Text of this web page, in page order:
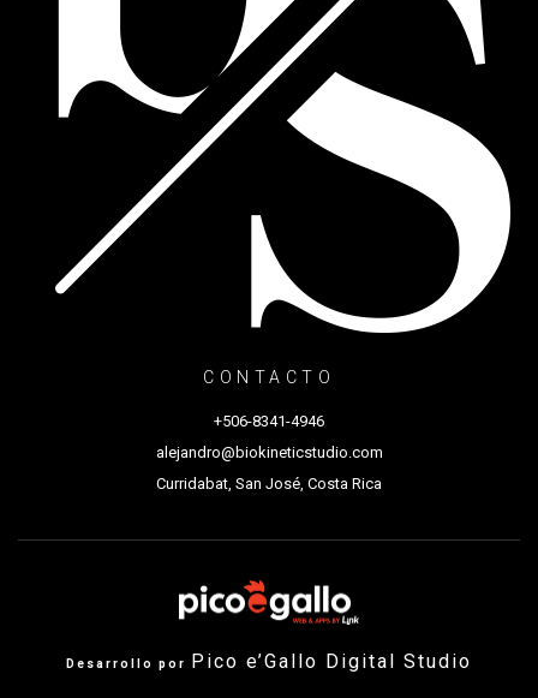
CONTACTO
+506-8341-4946
alejandro@biokineticstudio.com
Curridabat, San José, Costa Rica
Desarrollo por Pico e’Gallo Digital Studio